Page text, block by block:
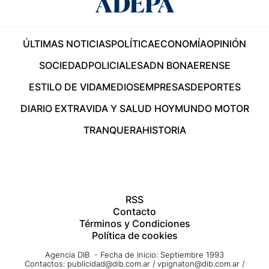
ÚLTIMAS NOTICIASPOLÍTICAECONOMÍAOPINIÓN
SOCIEDADPOLICIALESADN BONAERENSE
ESTILO DE VIDAMEDIOSEMPRESASDEPORTES
DIARIO EXTRAVIDA Y SALUD HOYMUNDO MOTOR
TRANQUERAHISTORIA
RSS
Contacto
Términos y Condiciones
Política de cookies
Agencia DIB - Fecha de Inicio: Septiembre 1993
Contactos: publicidad@dib.com.ar / vpignaton@dib.com.ar /